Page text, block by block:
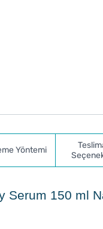
Yöntemi
150 ml